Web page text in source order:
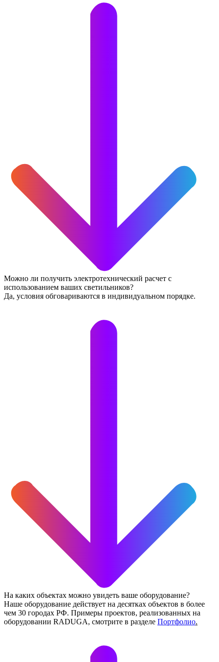
Можно ли получить электротехнический расчет с
использованием ваших светильников?
Да, условия обговариваются в индивидуальном порядке.
На каких объектах можно увидеть ваше оборудование?
Наше оборудование действует на десятках объектов в более
чем 30 городах РФ. Примеры проектов, реализованных на
оборудовании RADUGA, смотрите в разделе Портфолио.